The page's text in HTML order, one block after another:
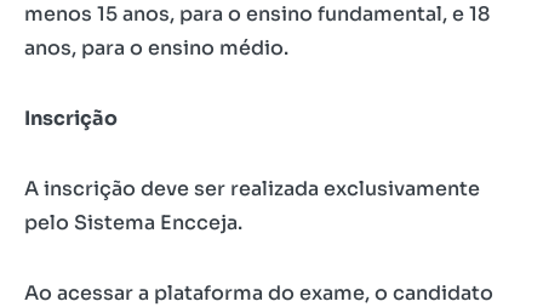
menos 15 anos, para o ensino fundamental, e 18
anos, para o ensino médio.
Inscrição
A inscrição deve ser realizada exclusivamente
pelo Sistema Encceja.
Ao acessar a plataforma do exame, o candidato